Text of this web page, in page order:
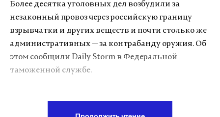
Более десятка уголовных дел возбудили за
незаконный провоз через российскую границу
взрывчатки и других веществ и почти столько же
административных — за контрабанду оружия. Об
этом сообщили Daily Storm в Федеральной
таможенной службе.